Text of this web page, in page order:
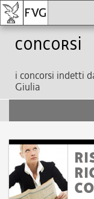
Concorsi
i concorsi indetti
Giulia